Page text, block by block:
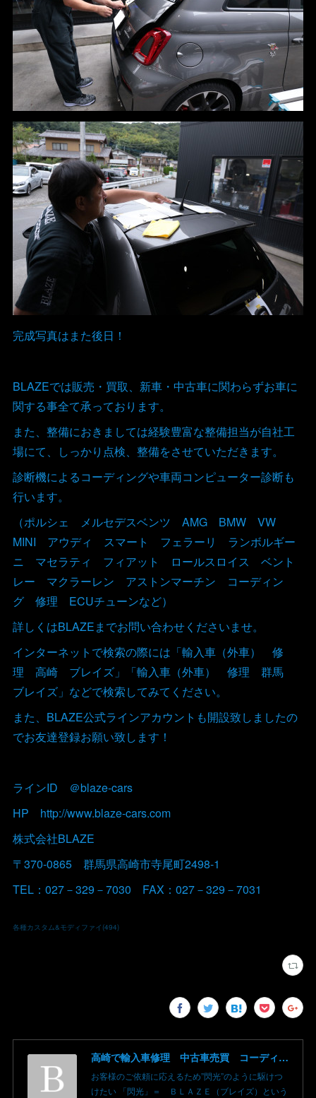
完成写真はまた後日！
BLAZEでは販売・買取、新車・中古車に関わらずお車に
関する事全て承っております。
また、整備におきましては経験豊富な整備担当が自社工
場にて、しっかり点検、整備をさせていただきます。
診断機によるコーディングや車両コンピューター診断も
行います。
（ポルシェ メルセデスベンツ AMG BMW VW
MINI アウディ スマート フェラーリ ランボルギー
ニ マセラティ フィアット ロールスロイス ベント
レー マクラーレン アストンマーチン コーディン
グ 修理 ECUチューンなど）
詳しくはBLAZEまでお問い合わせくださいませ。
インターネットで検索の際には「輸入車（外車） 修
理 高崎 ブレイズ」「輸入車（外車） 修理 群馬
ブレイズ」などで検索してみてください。
また、BLAZE公式ラインアカウントも開設致しましたの
でお友達登録お願い致します！
ラインID ＠blaze-cars
HP http://www.blaze-cars.com
株式会社BLAZE
〒370-0865 群馬県高崎市寺尾町2498-1
TEL：027－329－7030 FAX：027－329－7031
各種カスタム&モディファイ (494)
高崎で輸入車修理 中古車売買 コーディングならBLAZE（ブレイズ）へ│BLAZE Total Car Support & Modify in Takasaki Gunma
お客様のご依頼に応えるため”閃光”のように駆けつ
けたい 「閃光」＝ ＢＬＡＺＥ（ブレイズ）という